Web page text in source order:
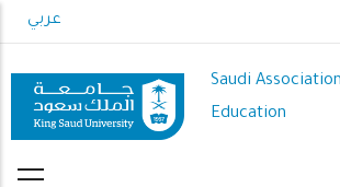
to
content
عربي
Saudi
Education